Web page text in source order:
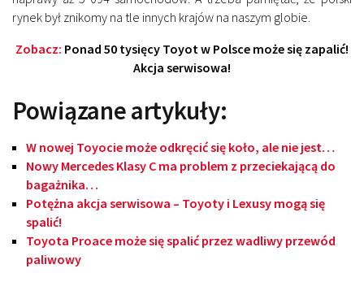
rynek był znikomy na tle innych krajów na naszym globie.
Zobacz: Ponad 50 tysięcy Toyot w Polsce może się zapalić!
Akcja serwisowa!
Powiązane artykuły:
W nowej Toyocie może odkręcić się koło, ale nie jest…
Nowy Mercedes Klasy C ma problem z przeciekającą do
bagażnika…
Potężna akcja serwisowa – Toyoty i Lexusy mogą się
spalić!
Toyota Proace może się spalić przez wadliwy przewód
paliwowy